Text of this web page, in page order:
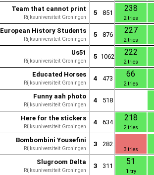
Team that cannot print
Rijksuniversiteit Groningen
5 851 238
2 tries
European History Students
Rijksuniversiteit Groningen
5 876 227
2 tries
Us51
Rijksuniversiteit Groningen
5 1062 222
2 tries
Educated Horses
Rijksuniversiteit Groningen
4 473 66
2 tries
Funny aah photo
Rijksuniversiteit Groningen
4 518
Here for the stickers
Rijksuniversiteit Groningen
4 634 218
2 tries
Bombombini Yousefini
Rijksuniversiteit Groningen
3 282
3 tries
Slugroom Delta
Rijksuniversiteit Groningen
3 311 51
1 try